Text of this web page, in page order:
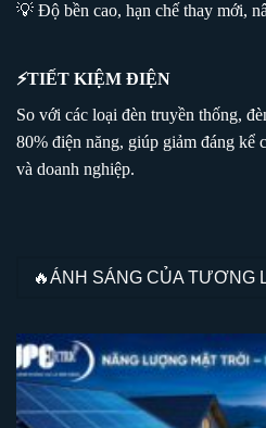
💡 Độ bền cao, hạn chế thay mới,
⚡TIẾT KIỆM ĐIỆN
So với các loại đèn truyền thống,
80% điện năng, giúp giảm đáng kể
và doanh nghiệp.
🔥ÁNH SÁNG CỦA TƯƠNG